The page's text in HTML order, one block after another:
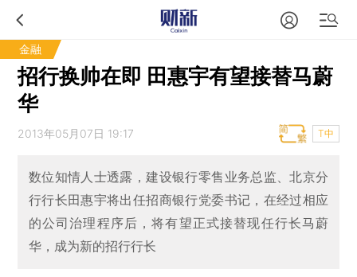
金融
招行换帅在即 田惠宇有望接替马蔚
华
2013年05月07日 19:17 T中
数位知情人士透露，建设银行零售业务总监、北京分
行行长田惠宇将出任招商银行党委书记，在经过相应
的公司治理程序后，将有望正式接替现任行长马蔚
华，成为新的招行行长